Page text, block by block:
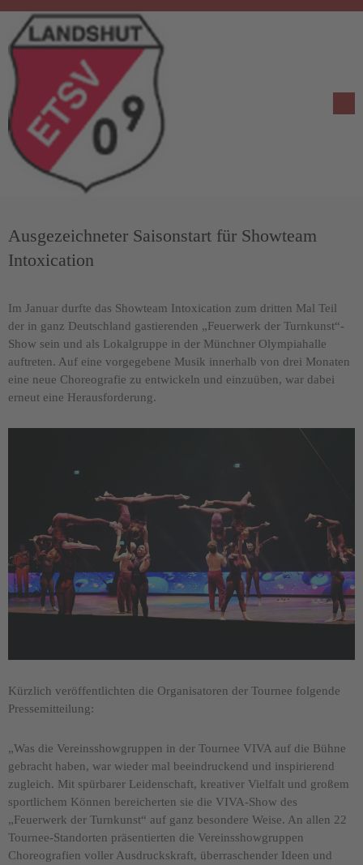
Ausgezeichneter Saisonstart für Showteam
Intoxication
Im Januar durfte das Showteam Intoxication zum dritten Mal Teil
der in ganz Deutschland gastierenden „Feuerwerk der Turnkunst“-
Show sein und als Lokalgruppe in der Münchner Olympiahalle
auftreten. Auf eine vorgegebene Musik innerhalb von drei Monaten
eine neue Choreografie zu entwickeln und einzuüben, war dabei
erneut eine Herausforderung.
Kürzlich veröffentlichten die Organisatoren der Tournee folgende
Pressemitteilung:
„Was die Vereinsshowgruppen in der Tournee VIVA auf die Bühne
gebracht haben, war wieder mal beeindruckend und inspirierend
zugleich. Mit spürbarer Leidenschaft, kreativer Vielfalt und großem
sportlichem Können bereicherten sie die VIVA-Show des
„Feuerwerk der Turnkunst“ auf ganz besondere Weise. An allen 22
Tournee-Standorten präsentierten die Vereinsshowgruppen
Choreografien voller Ausdruckskraft, überraschender Ideen und